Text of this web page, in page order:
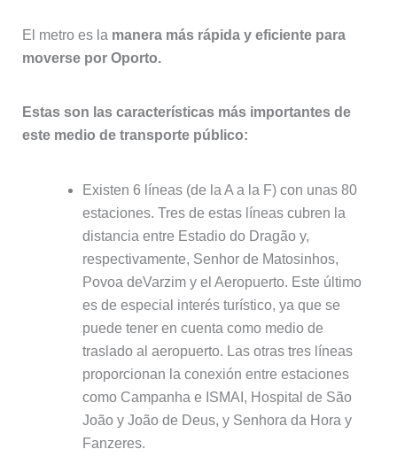
El metro es la manera más rápida y eficiente para
moverse por Oporto.
Estas son las características más importantes de
este medio de transporte público:
Existen 6 líneas (de la A a la F) con unas 80
estaciones. Tres de estas líneas cubren la
distancia entre Estadio do Dragão y,
respectivamente, Senhor de Matosinhos,
Povoa deVarzim y el Aeropuerto. Este último
es de especial interés turístico, ya que se
puede tener en cuenta como medio de
traslado al aeropuerto. Las otras tres líneas
proporcionan la conexión entre estaciones
como Campanha e ISMAI, Hospital de São
João y João de Deus, y Senhora da Hora y
Fanzeres.